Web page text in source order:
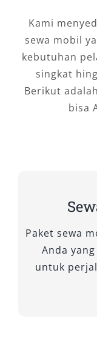
lingkungan.
Kami
sewa mobil
kebutuhan
singkat
Berikut
bisa
Paket sewa
Anda
untuk